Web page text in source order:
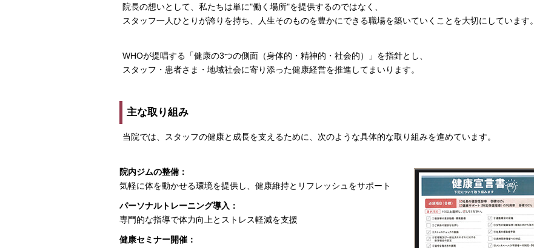
院長の想いとして、私たちは単に"働く場所"を提供するのではなく、
スタッフ一人ひとりが誇りを持ち、人生そのものを豊かにできる職場を築いていくことを大切にしています。
WHOが提唱する「健康の3つの側面（身体的・精神的・社会的）」を指針とし、
スタッフ・患者さま・地域社会に寄り添った健康経営を推進してまいります。
主な取り組み
当院では、スタッフの健康と成長を支えるために、次のような具体的な取り組みを進めています。
院内ジムの整備：
気軽に体を動かせる環境を提供し、健康維持とリフレッシュをサポート
パーソナルトレーニング導入：
専門的な指導で体力向上とストレス軽減を支援
健康セミナー開催：